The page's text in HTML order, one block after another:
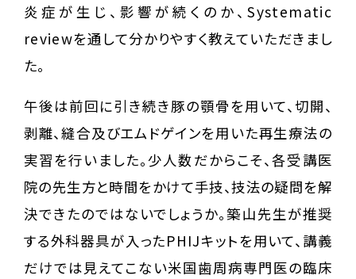
炎症が生じ、影響が続くのか、Systematic
reviewを通して分かりやすく教えていただきまし
た。
午後は前回に引き続き豚の顎骨を用いて、切開、
剥離、縫合及びエムドゲインを用いた再生療法の
実習を行いました。少人数だからこそ、各受講医
院の先生方と時間をかけて手技、技法の疑問を解
決できたのではないでしょうか。築山先生が推奨
する外科器具が入ったPHIJキットを用いて、講義
だけでは見えてこない米国歯周病専門医の臨床